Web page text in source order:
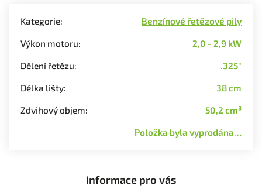
Kategorie: Benzínové řetězové pily
Výkon motoru: 2,0 - 2,9 kW
Dělení řetězu: .325"
Délka lišty: 38 cm
Zdvihový objem: 50,2 cm³
Položka byla vyprodána…
Informace pro vás